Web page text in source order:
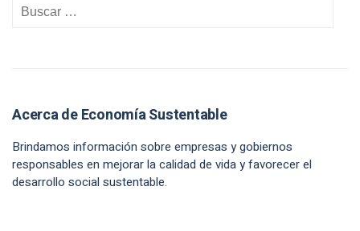
Acerca de Economía Sustentable
Brindamos información sobre empresas y gobiernos
responsables en mejorar la calidad de vida y favorecer el
desarrollo social sustentable.